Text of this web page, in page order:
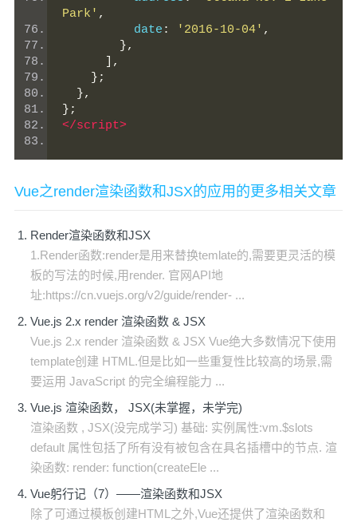
Park' ,
          date
: '2016-10-04' ,
},
],
};
},
};
</script>
Vue之render渲染函数和JSX的应用的更多相关文章
Render渲染函数和JSX
1.Render函数:render是用来替换temlate的,需要更灵活的模
板的写法的时候,用render. 官网API地
址:https://cn.vuejs.org/v2/guide/render- ...
Vue.js 2.x render 渲染函数 & JSX
Vue.js 2.x render 渲染函数 & JSX Vue绝大多数情况下使用
template创建 HTML.但是比如一些重复性比较高的场景,需
要运用 JavaScript 的完全编程能力 ...
Vue.js 渲染函数， JSX(未掌握，未学完)
渲染函数 , JSX(没完成学习) 基础: 实例属性:vm.$slots
default 属性包括了所有没有被包含在具名插槽中的节点. 渲
染函数: render: function(createEle ...
Vue躬行记（7）——渲染函数和JSX
除了可通过模板创建HTML之外,Vue还提供了渲染函数和